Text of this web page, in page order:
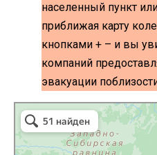
населенный пункт
приближая карту
кнопками + – и вы
компаний
эвакуации
Волоколамск